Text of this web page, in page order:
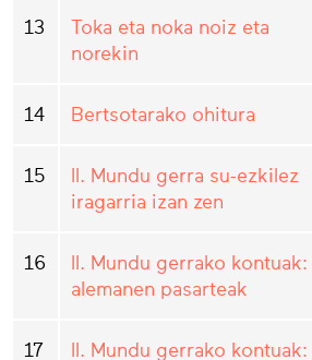
13
Toka eta noka noiz eta
norekin
14 Bertsotarako ohitura
15
II. Mundu gerra su-ezkilez
iragarria izan zen
16
II. Mundu gerrako kontuak:
alemanen pasarteak
17 II. Mundu gerrako kontuak: